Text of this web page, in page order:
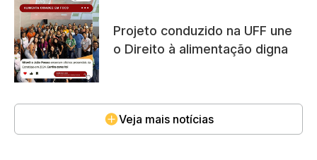
Projeto conduzido na UFF une
o Direito à alimentação digna
Veja mais notícias